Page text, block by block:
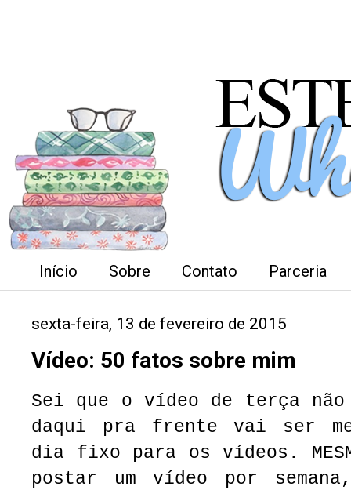
Início Sobre Contato Parceria
sexta-feira, 13 de fevereiro de 2015
Vídeo: 50 fatos sobre mim
Sei que o vídeo de terça
daqui pra frente vai ser
dia fixo para os vídeos.
postar um vídeo por